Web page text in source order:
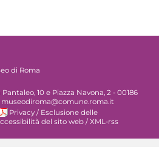
di Roma
10 e Piazza Navona, 2 - 00186
museodiroma@comune.roma.it
Privacy / Esclusione delle
del sito web /XML-rss